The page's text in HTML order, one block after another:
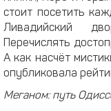
стоит посетить
Ливадийский
Перечислять
А как насчёт
опубликовала
Меганом: путь